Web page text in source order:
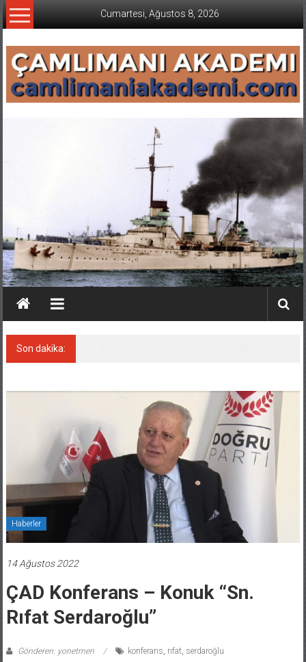
İçeriğe
geç
Cumartesi, Ağustos 8, 2026
Son dakika:
Haberler
14 Ağustos 2022
ÇAD Konferans – Konuk “Sn.
Rıfat Serdaroğlu”
Gönderen: yonetmen konferans, rıfat, serdaroğlu